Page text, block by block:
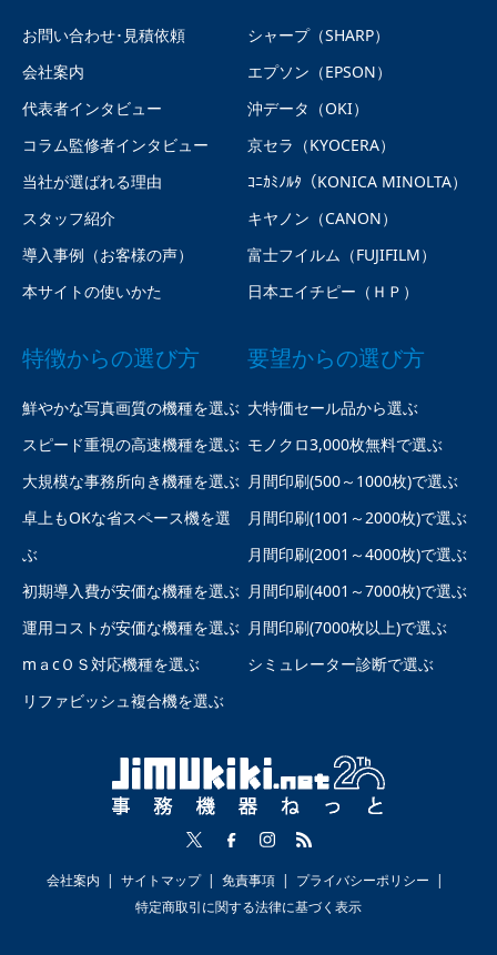
お問い合わせ･見積依頼
会社案内
代表者インタビュー
コラム監修者インタビュー
当社が選ばれる理由
スタッフ紹介
導入事例（お客様の声）
本サイトの使いかた
シャープ（SHARP）
エプソン（EPSON）
沖データ（OKI）
京セラ（KYOCERA）
ｺﾆｶﾐﾉﾙﾀ（KONICA MINOLTA）
キヤノン（CANON）
富士フイルム（FUJIFILM）
日本エイチピー（ＨＰ）
特徴からの選び方
鮮やかな写真画質の機種を選ぶ
スピード重視の高速機種を選ぶ
大規模な事務所向き機種を選ぶ
卓上もOKな省スペース機を選
ぶ
初期導入費が安価な機種を選ぶ
運用コストが安価な機種を選ぶ
mａcＯＳ対応機種を選ぶ
リファビッシュ複合機を選ぶ
要望からの選び方
大特価セール品から選ぶ
モノクロ3,000枚無料で選ぶ
月間印刷(500～1000枚)で選ぶ
月間印刷(1001～2000枚)で選ぶ
月間印刷(2001～4000枚)で選ぶ
月間印刷(4001～7000枚)で選ぶ
月間印刷(7000枚以上)で選ぶ
シミュレーター診断で選ぶ
会社案内 サイトマップ 免責事項
プライバシーポリシー
特定商取引に関する法律に基づく表示